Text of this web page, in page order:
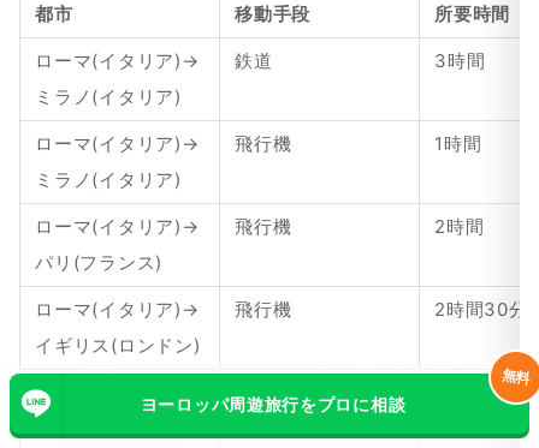
都市 移動手段 所要時間
ローマ(イタリア)→
ミラノ(イタリア)
鉄道 3時間
ローマ(イタリア)→
ミラノ(イタリア)
飛行機 1時間
ローマ(イタリア)→
パリ(フランス)
飛行機 2時間
ローマ(イタリア)→
イギリス(ロンドン)
飛行機 2時間30分
ローマ(イタリア)→
バルセロナ(スペイ
飛行機
ヨーロッパ周遊旅行をプロに相談
無料